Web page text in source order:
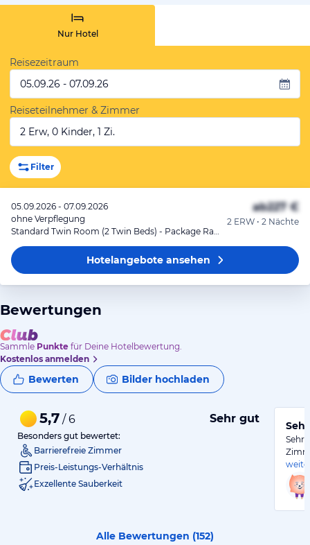
Nur Hotel
Reisezeitraum
05.09.26 - 07.09.26
Reiseteilnehmer & Zimmer
2 Erw, 0 Kinder, 1 Zi.
Filter
05.09.2026 - 07.09.2026
ohne Verpflegung
Standard Twin Room (2 Twin Beds) - Package Rate
ab227 €
2 ERW • 2 Nächte
Hotelangeboteansehen
Bewertungen
Sammle Punkte für Deine Hotelbewertung.
Kostenlos anmelden
Bewerten Bilder hochladen
5,7 / 6 Sehr gut
Besonders gut bewertet:
Barrierefreie Zimmer
Preis-Leistungs-Verhältnis
Exzellente Sauberkeit
Sehr
Alle Bewertungen (152)